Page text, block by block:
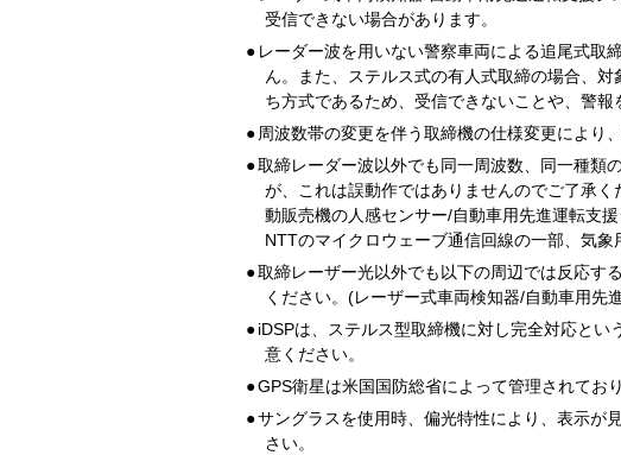
受信できない場合があります。
● レーダー波を用いない警察車両による追尾式取
ん。また、ステルス式の有人式取締の場合、
ち方式であるため、受信できないことや、警報
● 周波数帯の変更を伴う取締機の仕様変更により
●取締レーダー波以外でも同一周波数、同一種類
が、これは誤動作ではありませんのでご了承
動販売機の人感センサー/自動車用先進運転支
NTTのマイクロウェーブ通信回線の一部、気
●取締レーザー光以外でも以下の周辺では反応す
ください。(レーザー式車両検知器/自動車用先
● iDSPは、ステルス型取締機に対し完全対応と
意ください。
●GPS衛星は米国国防総省によって管理されてお
●サングラスを使用時、偏光特性により、表示が
さい。